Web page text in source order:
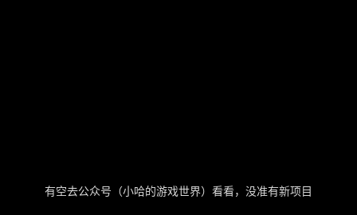
有空去公众号（小哈的游戏世界）看看，没准有新项目